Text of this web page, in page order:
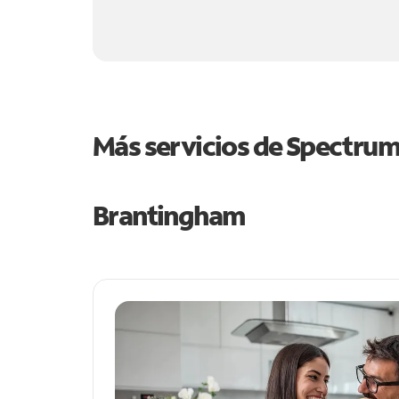
Más servicios de
Brantingham